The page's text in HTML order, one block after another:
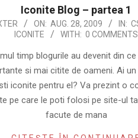
Iconite Blog – partea 1
ON: AUG. 28, 2009 IN:
ICONITE
WITH: 0 COMMENTS
timp blogurile au devenit din
si mai citite de oameni. Ai un
iconite pentru el? Va prezint o
pe care le poti folosi pe site-ul
facute de mana